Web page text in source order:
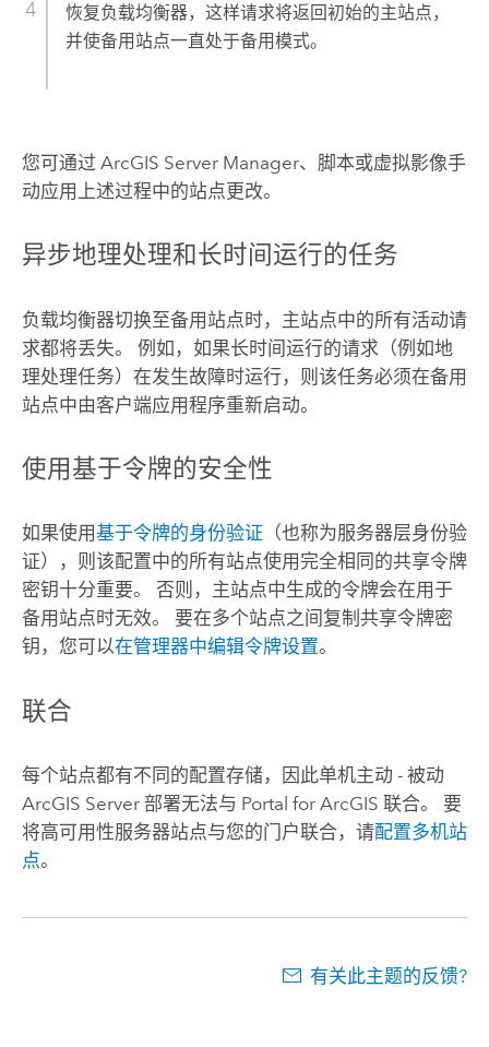
恢复负载均衡器，这样请求将返回初始的主站点，
并使备用站点一直处于备用模式。
您可通过 ArcGIS ServerManager、脚本或虚拟影像手
动应用上述过程中的站点更改。
异步地理处理和长时间运行的任务
负载均衡器切换至备用站点时，主站点中的所有活动请
求都将丢失。 例如，如果长时间运行的请求（例如地
理处理任务）在发生故障时运行，则该任务必须在备用
站点中由客户端应用程序重新启动。
使用基于令牌的安全性
如果使用基于令牌的身份验证 （也称为服务器层身份验
证），则该配置中的所有站点使用完全相同的共享令牌
密钥十分重要。 否则，主站点中生成的令牌会在用于
备用站点时无效。 要在多个站点之间复制共享令牌密
钥，您可以在管理器中编辑令牌设置。
联合
每个站点都有不同的配置存储，因此单机主动 - 被动
ArcGIS Server部署无法与 Portal for ArcGIS 联合。 要
将高可用性服务器站点与您的门户联合，请配置多机站
点。
有关此主题的反馈?